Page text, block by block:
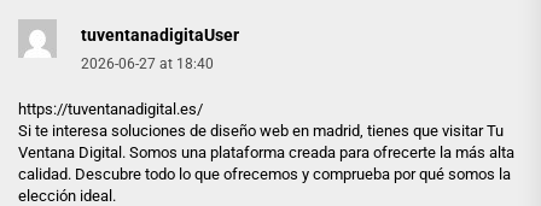
tuventanadigitaUser
2026-06-27 at 18:40
https://tuventanadigital.es/
Si te interesa soluciones de diseño web en madrid, tienes que visitar Tu
Ventana Digital. Somos una plataforma creada para ofrecerte la más alta
calidad. Descubre todo lo que ofrecemos y comprueba por qué somos la
elección ideal.